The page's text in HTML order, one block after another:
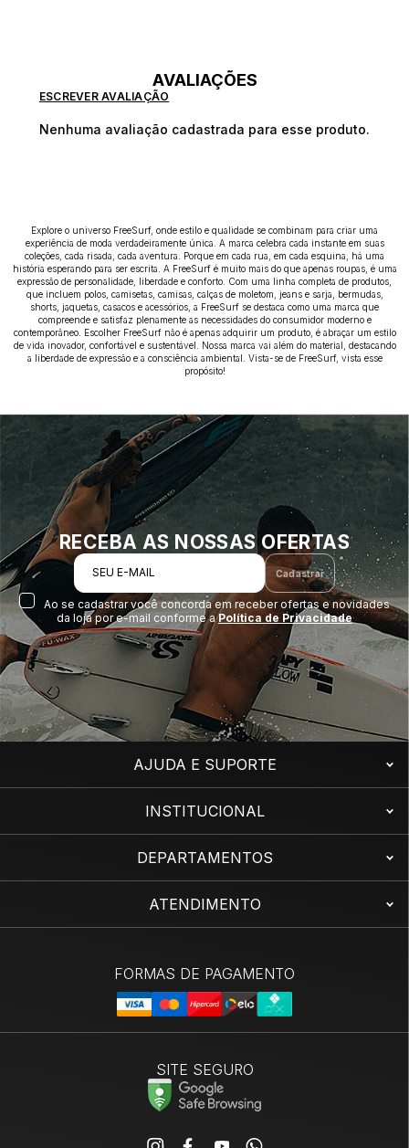
AVALIAÇÕES
ESCREVER AVALIAÇÃO
Nenhuma avaliação cadastrada para esse produto.
Explore o universo FreeSurf, onde estilo e qualidade se combinam para criar uma
experiência de moda verdadeiramente única. A marca celebra cada instante em suas
coleções, cada risada, cada aventura. Porque em cada rua, em cada esquina, há uma
história esperando para ser escrita. A FreeSurf é muito mais do que apenas roupas, é uma
expressão de personalidade, liberdade e conforto. Com uma linha completa de produtos,
que incluem polos, camisetas, camisas, calças de moletom, jeans e sarja, bermudas,
shorts, jaquetas, casacos e acessórios, a FreeSurf se destaca como uma marca que
compreende e satisfaz plenamente as necessidades do consumidor moderno e
contemporâneo. Escolher FreeSurf não é apenas adquirir um produto, é abraçar um estilo
de vida inovador, confortável e sustentável. Nossa marca vai além do material, destacando
a liberdade de expressão e a consciência ambiental. Vista-se de FreeSurf, vista esse
propósito!
RECEBA AS NOSSAS OFERTAS
SEU E-MAIL Cadastrar
Ao se cadastrar você concorda em receber ofertas e novidades
da loja por e-mail conforme aPolítica de Privacidade
AJUDA E SUPORTE
INSTITUCIONAL
DEPARTAMENTOS
ATENDIMENTO
SITE SEGURO